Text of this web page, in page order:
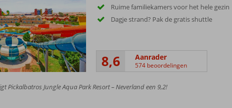
Ruime familiekamers voor het hele gezin
Dagje strand? Pak de gratis shuttle
8,6 Aanrader
574 beoordelingen
Pickalbatros Jungle Aqua Park Resort – Neverland een 9,2!